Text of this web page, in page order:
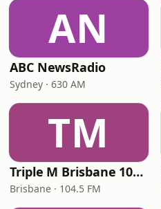
AN
ABC NewsRadio
Sydney · 630 AM
TM
Triple M Brisbane 104.5
Brisbane · 104.5 FM